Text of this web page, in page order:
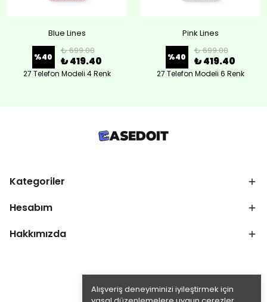
Alışveriş deneyiminizi iyileştirmek için
Blue Lines
%40
₺ 699.00
₺ 419.40
27 Telefon Modeli 4 Renk
Pink Lines
%40
₺ 699.00
₺ 419.40
27 Telefon Modeli 6 Renk
Kategoriler
Hesabım
Hakkımızda